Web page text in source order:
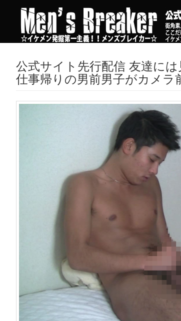
公式サイト先行配信 友達に
仕事帰りの男前男子がカメラ